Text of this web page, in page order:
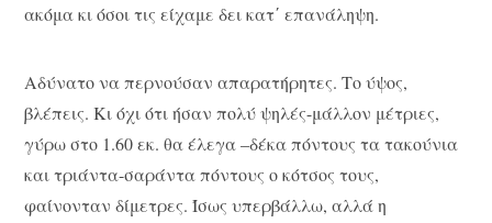
ακόμα κι όσοι τις είχαμε δει κατ΄ επανάληψη.
Αδύνατο να περνούσαν απαρατήρητες. Το ύψος,
βλέπεις. Κι όχι ότι ήσαν πολύ ψηλές-μάλλον μέτριες,
γύρω στο 1.60 εκ. θα έλεγα –δέκα πόντους τα τακούνια
και τριάντα-σαράντα πόντους ο κότσος τους,
φαίνονταν δίμετρες. Ίσως υπερβάλλω, αλλά η